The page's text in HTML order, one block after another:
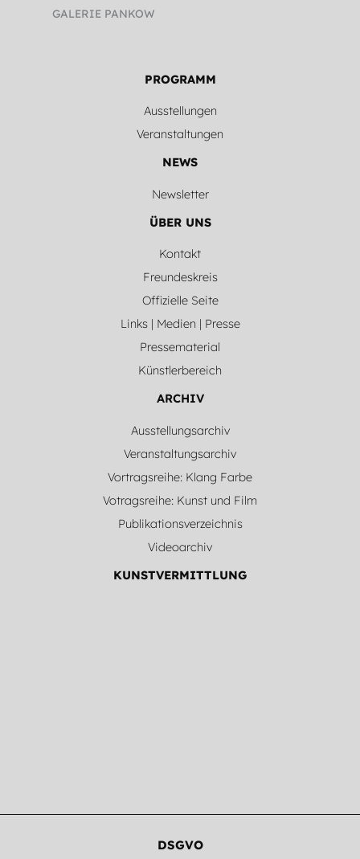
GALERIE PANKOW
PROGRAMM
Ausstellungen
Veranstaltungen
NEWS
Newsletter
ÜBER UNS
Kontakt
Freundeskreis
Offizielle Seite
Links | Medien | Presse
Pressematerial
Künstlerbereich
ARCHIV
Ausstellungsarchiv
Veranstaltungsarchiv
Vortragsreihe: Klang Farbe
Votragsreihe: Kunst und Film
Publikationsverzeichnis
Videoarchiv
KUNSTVERMITTLUNG
DSGVO